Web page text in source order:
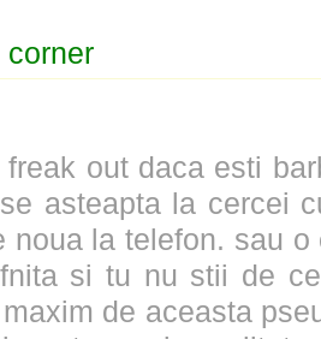
corner
out daca esti
asteapta la cercei
noua la telefon. sau
si tu nu stii de
de aceasta